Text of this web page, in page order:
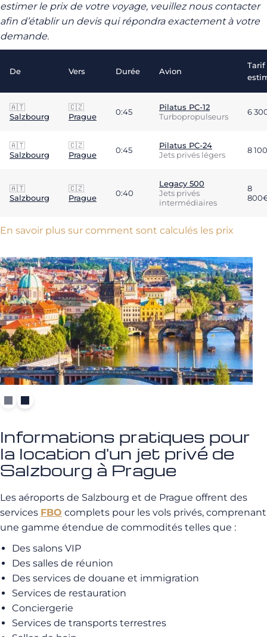
estimer le prix de votre voyage, veuillez nous contacter
afin d’établir un devis qui répondra exactement à votre
demande.
De Vers Durée Avion
Tarif
🇦🇹
Salzbourg
🇨🇿
Prague
0:45
Pilatus PC-12
Turbopropulseurs
6
🇦🇹
Salzbourg
🇨🇿
Prague
0:45
Pilatus PC-24
Jets privés légers
8
🇦🇹
Salzbourg
🇨🇿
Prague
0:40
Legacy 500
Jets privés
intermédiaires
8
En savoir plus sur comment sont calculés les prix
Informations pratiques pour
la location d'un jet privé de
Salzbourg à Prague
Les aéroports de Salzbourg et de Prague offrent des
services FBO complets pour les vols privés, comprenant
une gamme étendue de commodités telles que :
Des salons VIP
Des salles de réunion
Des services de douane et immigration
Services de restauration
Conciergerie
Services de transports terrestres